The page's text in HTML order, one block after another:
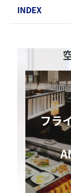
INDEX
多彩
美
フラ
多彩
多彩
美
フラ